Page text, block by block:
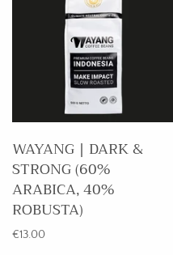
WAYANG | DARK &
STRONG (60%
ARABICA, 40%
ROBUSTA)
€13.00